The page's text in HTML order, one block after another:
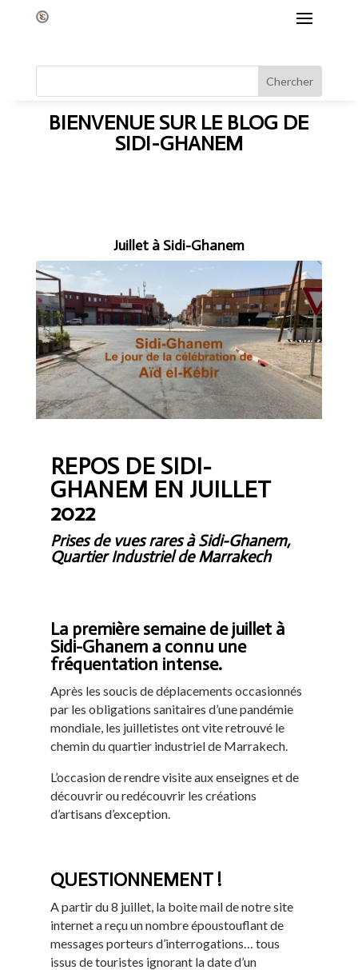
BIENVENUE SUR LE BLOG DE
SIDI-GHANEM
Juillet à Sidi-Ghanem
REPOS DE SIDI-
GHANEM EN JUILLET
2022
Prises de vues rares à Sidi-Ghanem,
Quartier Industriel de Marrakech
La première semaine de juillet à
Sidi-Ghanem a connu une
fréquentation intense.
Après les soucis de déplacements occasionnés
par les obligations sanitaires d’une pandémie
mondiale, les juilletistes ont vite retrouvé le
chemin du quartier industriel de Marrakech.
L’occasion de rendre visite aux enseignes et de
découvrir ou redécouvrir les créations
d’artisans d’exception.
QUESTIONNEMENT !
A partir du 8 juillet, la boite mail de notre site
internet a reçu un nombre époustouflant de
messages porteurs d’interrogations… tous
issus de touristes ignorant la date d’un